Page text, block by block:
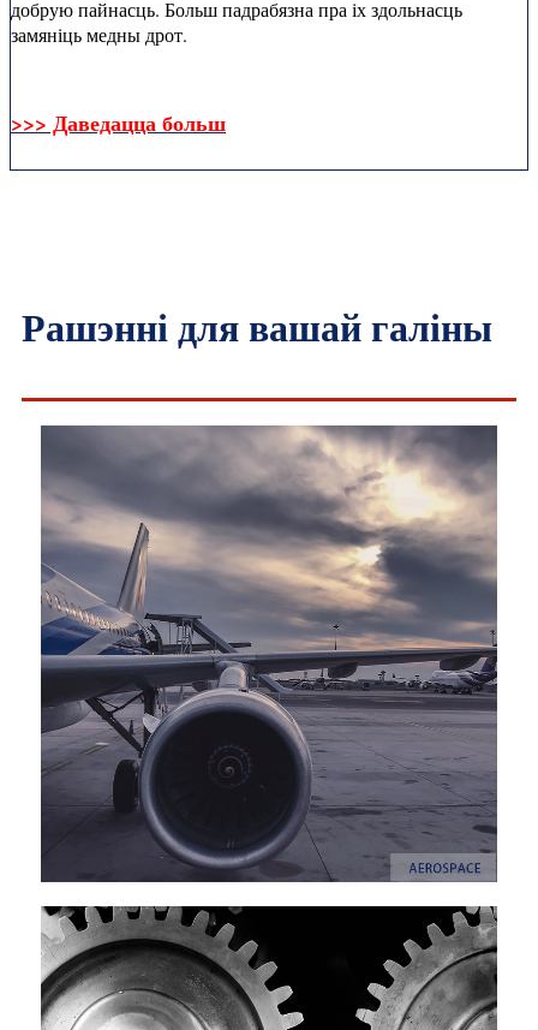
добрую пайнасць. Больш падрабязна пра іх здольнасць
замяніць медны дрот.
>>> Даведацца больш
Рашэнні для вашай галіны